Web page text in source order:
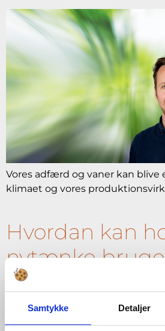
Samtykke Detaljer
Vores adfærd og vaner kan blive
klimaet og vores
Hvordan kan
nytænke